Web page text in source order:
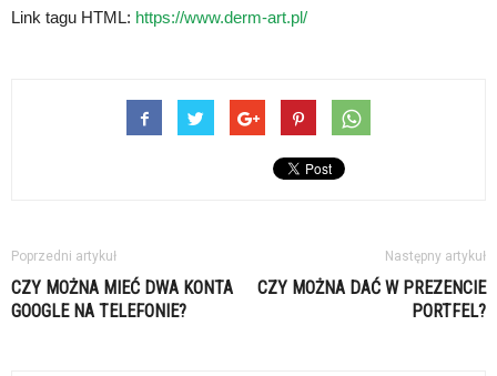
Link tagu HTML: https://www.derm-art.pl/
Poprzedni artykuł
CZY MOŻNA MIEĆ DWA KONTA
GOOGLE NA TELEFONIE?
Następny artykuł
CZY MOŻNA DAĆ W PREZENCIE
PORTFEL?